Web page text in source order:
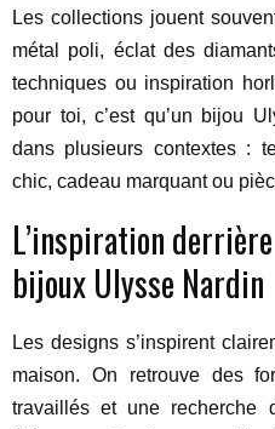
Les collections jouent
métal poli, éclat des
techniques ou inspiration
pour toi, c’est qu’un bijou
dans plusieurs contextes :
chic, cadeau marquant ou
L’inspiration
bijoux Ulysse Nardin
Les designs s’inspirent
maison. On retrouve des
travaillés et une recherche